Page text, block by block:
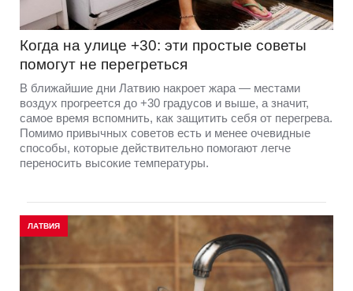
Когда на улице +30: эти простые советы
помогут не перегреться
В ближайшие дни Латвию накроет жара — местами
воздух прогреется до +30 градусов и выше, а значит,
самое время вспомнить, как защитить себя от перегрева.
Помимо привычных советов есть и менее очевидные
способы, которые действительно помогают легче
переносить высокие температуры.
ЛАТВИЯ